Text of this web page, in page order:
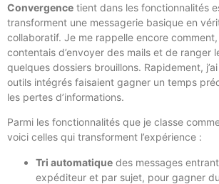
Convergence tient dans les fonctionnalités
transforment une messagerie basique en
collaboratif. Je me rappelle encore
contentais d’envoyer des mails et de ranger
quelques dossiers brouillons. Rapidement,
outils intégrés faisaient gagner un temps
les pertes d’informations.
Parmi les fonctionnalités que je classe
voici celles qui transforment l’expérience :
Tri automatique des messages
expéditeur et par sujet, pour gagner